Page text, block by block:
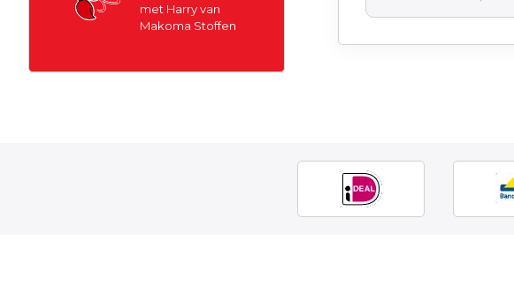
met Harry van
Makoma Stoffen